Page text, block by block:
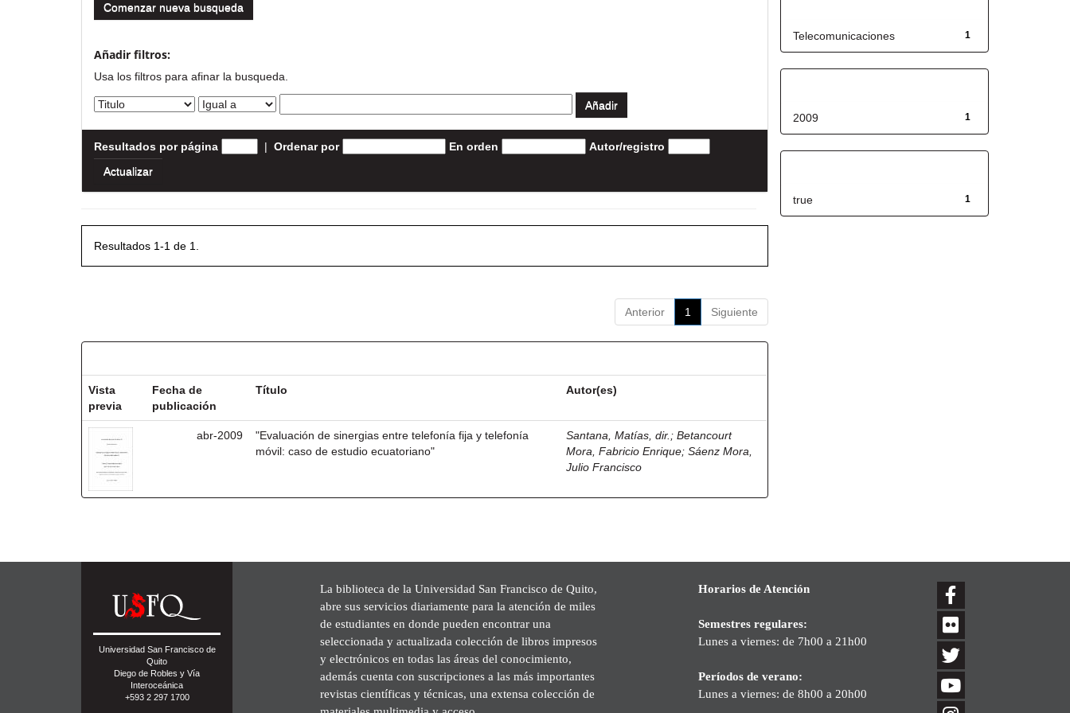
Comenzar nueva busqueda
Añadir filtros:
Usa los filtros para afinar la busqueda.
Resultados por página | Ordenar por En orden Autor/registro
Resultados 1-1 de 1.
Anterior 1 Siguiente
Vista
previa
Fecha de
publicación
Título Autor(es)
abr-2009
"Evaluación de sinergias entre telefonía fija y telefonía
móvil: caso de estudio ecuatoriano"
Santana, Matías, dir. ;Betancourt
Mora, Fabricio Enrique;Sáenz Mora,
Julio Francisco
1
Telecomunicaciones
1
2009
1
true
Universidad San Francisco de
Quito
Diego de Robles y Vía
Interoceánica
+593 2 297 1700
La biblioteca de la Universidad San Francisco de Quito,
abre sus servicios diariamente para la atención de miles
de estudiantes en donde pueden encontrar una
seleccionada y actualizada colección de libros impresos
y electrónicos en todas las áreas del conocimiento,
además cuenta con suscripciones a las más importantes
revistas científicas y técnicas, una extensa colección de
Horarios de Atención
Semestres regulares:
Lunes a viernes: de 7h00 a 21h00
Períodos de verano:
Lunes a viernes: de 8h00 a 20h00